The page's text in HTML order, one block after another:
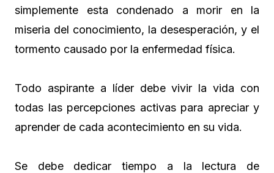
simplemente esta condenado a morir en la
miseria del conocimiento, la desesperación, y el
tormento causado por la enfermedad física.
Todo aspirante a líder debe vivir la vida con
todas las percepciones activas para apreciar y
aprender de cada acontecimiento en su vida.
Se debe dedicar tiempo a la lectura de